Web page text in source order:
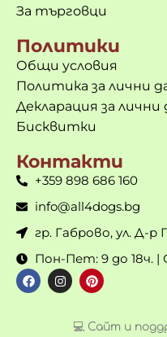
За търговци
Политики
Общи условия
Политика за лични
Декларация за лични
Бисквитки
Контакти
+359 898 686 160
info@all4dogs.bg
гр. Габрово, ул. Д-р
Пон-Пет: 9 до 18ч. |
💻 Сайт и